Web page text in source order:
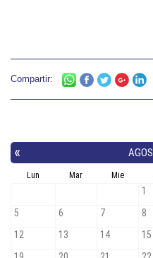
Compartir: